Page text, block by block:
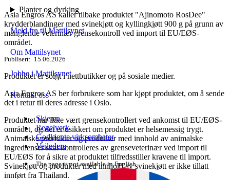
Planter og dyrking
Meld fra til Mattilsynet
Om Mattilsynet
Jobbe i Mattilsynet
Kontakt oss
Skjema
Regelverk
Godkjente virksomheter
Veiledere
The page is not available in English.
Asia Engros AS kaller tilbake produktet "Ajinomoto RosDee"
krydderblandinger med svinekjøtt og kyllingkjøtt 900 g på grunn av
manglende veterinær grensekontroll ved import til EU/EØS-
området.
Publisert 15.06.2026
Produktet er solgt i nettbutikker og på sosiale medier.
Asia Engros AS ber forbrukere som har kjøpt produktet, om å sende
det i retur til deres adresse i Oslo.
Produktet har ikke vært grensekontrollert ved ankomst til EU/EØS-
området, og det er usikkert om produktet er helsemessig trygt.
Animalske produkter og produkter med innhold av animalske
ingredienser skal kontrolleres av grenseveterinær ved import til
EU/EØS for å sikre at produktet tilfredsstiller kravene til import.
Svinekjøtt og produkter med innhold av svinekjøtt er ikke tillatt
innført fra Thailand.